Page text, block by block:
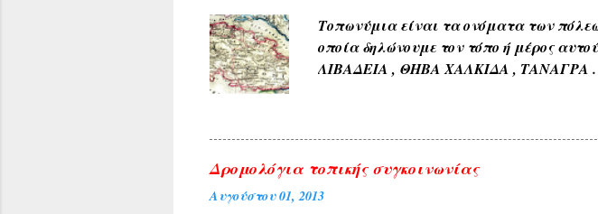
Τοπωνύμια είναι τα ονόματα των
οποία δηλώνουμε τον τόπο ή μέρος
ΛΙΒΑΔΕΙΑ , ΘΗΒΑ ΧΑΛΚΙΔΑ , ΤΑΝΑΓΡΑ .
φύσεως και διαπλάσεως του
ΓΛΥΚΟΝΕΡΙ , ΓΛΥΚΟΒΡΥΣΗ , ΚΡΥΑ ΒΡΥΣΗ
και καρπών αυτών όπως δενδρώνυμα ,
Δρομολόγια τοπικής συγκοινωνίας
Αυγούστου 01, 2013